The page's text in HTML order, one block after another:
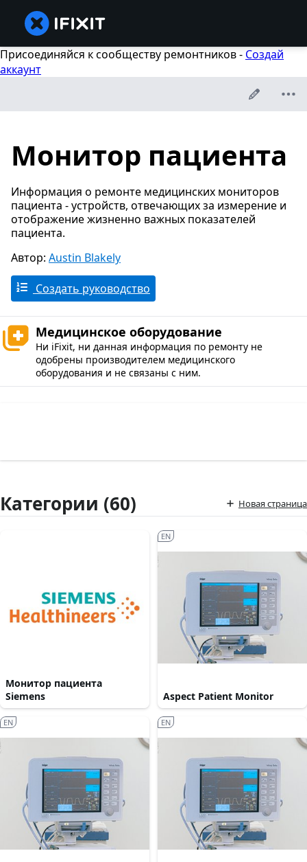
Присоединяйся к сообществу ремонтников - Создай
аккаунт
Монитор пациента
Информация о ремонте медицинских мониторов
пациента - устройств, отвечающих за измерение и
отображение жизненно важных показателей
пациента.
Автор: Austin Blakely
Создать руководство
Медицинское оборудование
Ни iFixit, ни данная информация по ремонту не
одобрены производителем медицинского
оборудования и не связаны с ним.
Категории (60) Новая страница
Монитор пациента
Siemens
Aspect Patient Monitor
EN
EN EN